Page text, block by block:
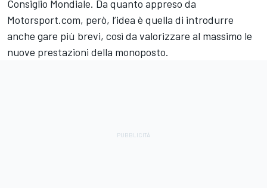
Consiglio Mondiale. Da quanto appreso da
Motorsport.com, però, l’idea è quella di introdurre
anche gare più brevi, così da valorizzare al massimo le
nuove prestazioni della monoposto.